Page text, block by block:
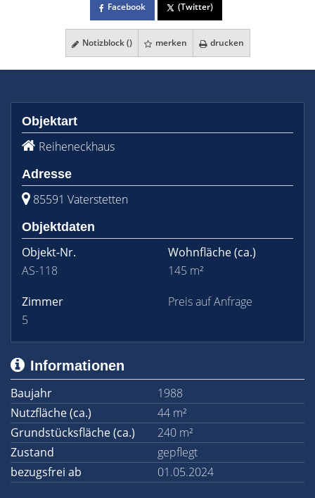
Facebook (Twitter)
Notizblock () merken drucken
Objektart
Reiheneckhaus
Adresse
85591 Vaterstetten
Objektdaten
Objekt-Nr.
AS-118
Wohnfläche(ca.)
145 m²
Zimmer
5
Preis auf Anfrage
Informationen
Baujahr
1988
Nutzfläche (ca.)
44 m²
Grundstücksfläche (ca.)
240 m²
Zustand
gepflegt
bezugsfrei ab
01.05.2024